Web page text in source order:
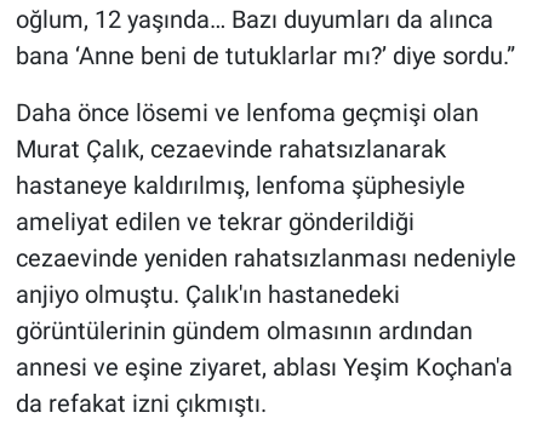
oğlum, 12 yaşında… Bazı duyumları da alınca
bana ‘Anne beni de tutuklarlar mı?’ diye sordu.”
Daha önce lösemi ve lenfoma geçmişi olan
Murat Çalık, cezaevinde rahatsızlanarak
hastaneye kaldırılmış, lenfoma şüphesiyle
ameliyat edilen ve tekrar gönderildiği
cezaevinde yeniden rahatsızlanması nedeniyle
anjiyo olmuştu. Çalık'ın hastanedeki
görüntülerinin gündem olmasının ardından
annesi ve eşine ziyaret, ablası Yeşim Koçhan'a
da refakat izni çıkmıştı.
Yerel Yaşam